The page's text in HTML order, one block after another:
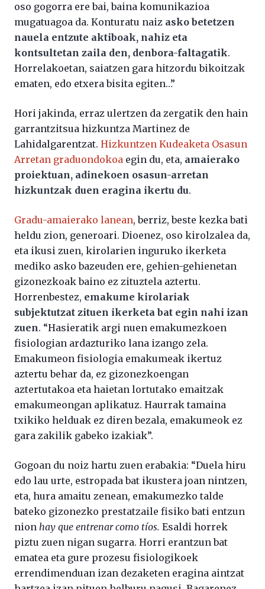
oso gogorra ere bai, baina komunikazioa
mugatuagoa da. Konturatu naiz asko betetzen
nauela entzute aktiboak, nahiz eta
kontsultetan zaila den, denbora-faltagatik.
Horrelakoetan, saiatzen gara hitzordu bikoitzak
ematen, edo etxera bisita egiten…”
Hori jakinda, erraz ulertzen da zergatik den hain
garrantzitsua hizkuntza Martinez de
Lahidalgarentzat. Hizkuntzen Kudeaketa Osasun
Arretan graduondokoa egin du, eta, amaierako
proiektuan, adinekoen osasun-arretan
hizkuntzak duen eragina ikertu du.
Gradu-amaierako lanean, berriz, beste kezka bati
heldu zion, generoari. Dioenez, oso kirolzalea da,
eta ikusi zuen, kirolarien inguruko ikerketa
mediko asko bazeuden ere, gehien-gehienetan
gizonezkoak baino ez zituztela aztertu.
Horrenbestez, emakume kirolariak
subjektutzat zituen ikerketa bat egin nahi izan
zuen. “Hasieratik argi nuen emakumezkoen
fisiologian ardazturiko lana izango zela.
Emakumeon fisiologia emakumeak ikertuz
aztertu behar da, ez gizonezkoengan
aztertutakoa eta haietan lortutako emaitzak
emakumeongan aplikatuz. Haurrak tamaina
txikiko helduak ez diren bezala, emakumeok ez
gara zakilik gabeko izakiak”.
Gogoan du noiz hartu zuen erabakia: “Duela hiru
edo lau urte, estropada bat ikustera joan nintzen,
eta, hura amaitu zenean, emakumezko talde
bateko gizonezko prestatzaile fisiko bati entzun
nion hay que entrenar como tíos. Esaldi horrek
piztu zuen nigan sugarra. Horri erantzun bat
ematea eta gure prozesu fisiologikoek
errendimenduan izan dezaketen eragina aintzat